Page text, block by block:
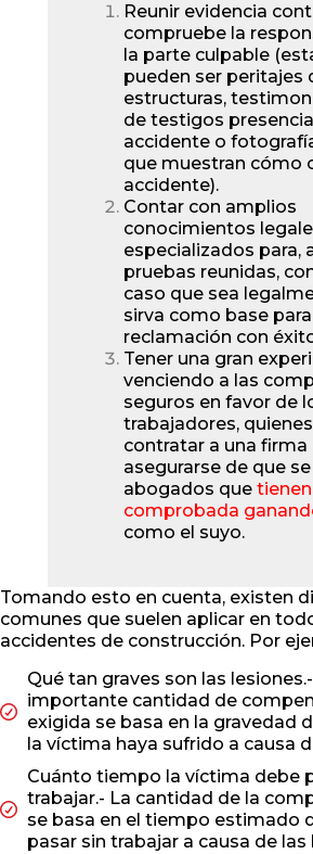
Reunir evidencia
compruebe la
la parte culpable
pueden ser peritajes
estructuras,
de testigos
accidente o
que muestran cómo
accidente).
Contar con amplios
conocimientos
especializados para,
pruebas reunidas,
caso que sea
sirva como base
reclamación con
Tener una gran
venciendo a las
seguros en favor de
trabajadores,
contratar a una firma
asegurarse de que
abogados que
comprobada
como el suyo.
Tomando esto en cuenta, existen
comunes que suelen aplicar en
accidentes de construcción. Por
Qué tan graves son las
importante cantidad de
exigida se basa en la gravedad
la víctima haya sufrido a causa
Cuánto tiempo la víctima debe
trabajar.- La cantidad de la
se basa en el tiempo estimado
pasar sin trabajar a causa de